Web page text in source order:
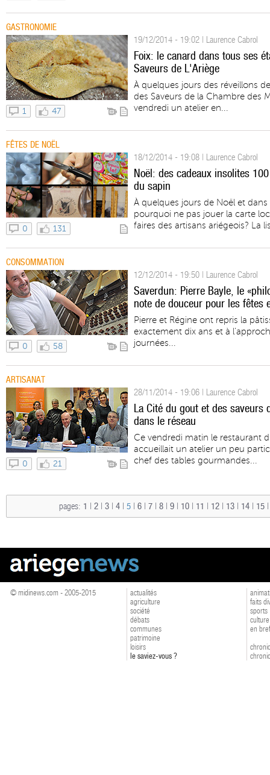
GASTRONOMIE
1 47
19/12/2014 - 19:02 | Laurence Cabrol
Foix: le canard dans tous ses
Saveurs de L'Ariège
À quelques jours des réveillons
des Saveurs de la Chambre des
vendredi un atelier en...
FÊTES DE NOËL
0 131
18/12/2014 - 19:08 | Laurence Cabrol
Noël: des cadeaux insolites
du sapin
À quelques jours de Noël et
pourquoi ne pas jouer la carte
faires des artisans ariégeois? La
CONSOMMATION
0 58
12/12/2014 - 19:50 | Laurence Cabrol
Saverdun: Pierre Bayle, le
note de douceur pour les fêtes
Pierre et Régine ont repris la
exactement dix ans et à
journées...
ARTISANAT
0 21
28/11/2014 - 19:06 | Laurence Cabrol
La Cité du gout et des
dans le réseau
Ce vendredi matin le restaurant
accueillait un atelier un peu
chef des tables gourmandes...
pages: 1 2 3 4 5 6 7 8 9 10 11 12 13 14 15
© midinews.com - 2005-2015
actualités
agriculture
société
débats
communes
patrimoine
loisirs
le saviez-vous ?
faits
sports
culture
en bref